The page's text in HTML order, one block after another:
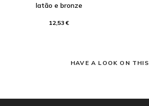
latão e bronze
12,53 €
HAVE A LOOK ON THIS